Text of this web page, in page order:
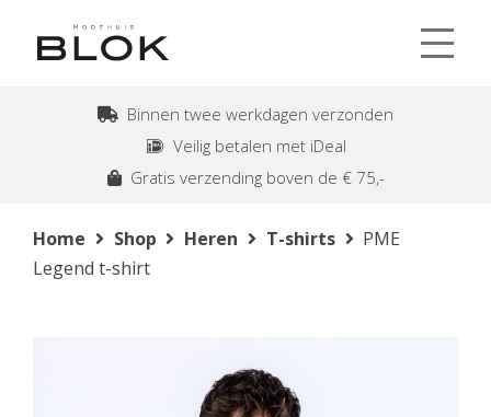
Binnen twee werkdagen verzonden
Veilig betalen met iDeal
Gratis verzending boven de € 75,-
Home Shop Heren T-shirts
PME
Legend t-shirt